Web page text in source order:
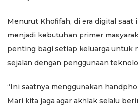
Menurut Khofifah, di era digital saat
menjadi kebutuhan primer
penting bagi setiap keluarga untuk
sejalan dengan penggunaan
“Ini saatnya menggunakan
Mari kita jaga agar akhlak selalu